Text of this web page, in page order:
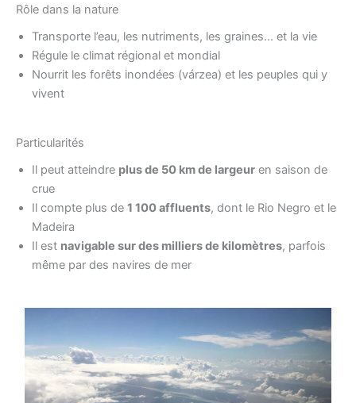
Rôle dans la nature
Transporte l’eau, les nutriments, les graines… et la vie
Régule le climat régional et mondial
Nourrit les forêts inondées (várzea) et les peuples qui y
vivent
Particularités
Il peut atteindre plus de 50 km de largeur en saison de
crue
Il compte plus de 1 100 affluents, dont le Rio Negro et le
Madeira
Il est navigable sur des milliers de kilomètres, parfois
même par des navires de mer